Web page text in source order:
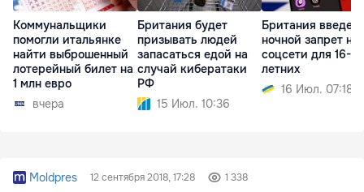
Коммунальщики
помогли итальянке
найти выброшенный
лотерейный билет на
1 млн евро
вчера
Британия будет
призывать людей
запасаться едой на
случай кибератаки
РФ
15 Июл. 10:36
Британия введет
ночной запрет на
соцсети для 16- и
летних
16 Июл. 07:18
Moldpres 12 сентября 2018, 17:28 1 338